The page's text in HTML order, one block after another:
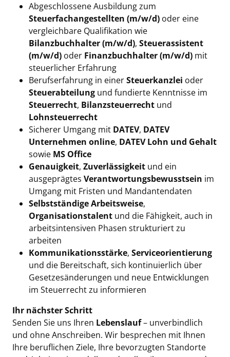
Abgeschlossene Ausbildung zum
Steuerfachangestellten (m/w/d) oder eine
vergleichbare Qualifikation wie
Bilanzbuchhalter (m/w/d), Steuerassistent
(m/w/d) oder Finanzbuchhalter (m/w/d) mit
steuerlicher Erfahrung
Berufserfahrung in einerSteuerkanzlei oder
Steuerabteilung und fundierte Kenntnisse im
Steuerrecht, Bilanzsteuerrecht und
Lohnsteuerrecht
Sicherer Umgang mit DATEV, DATEV
Unternehmen online, DATEV Lohn und Gehalt
sowie MS Office
Genauigkeit, Zuverlässigkeit und ein
ausgeprägtes Verantwortungsbewusstsein im
Umgang mit Fristen und Mandantendaten
Selbstständige Arbeitsweise,
Organisationstalent und die Fähigkeit, auch in
arbeitsintensiven Phasen strukturiert zu
arbeiten
Kommunikationsstärke, Serviceorientierung
und die Bereitschaft, sich kontinuierlich über
Gesetzesänderungen und neue Entwicklungen
im Steuerrecht zu informieren
Ihr nächster Schritt
Senden Sie uns Ihren Lebenslauf– unverbindlich
und ohne Anschreiben. Wir besprechen mit Ihnen
Ihre beruflichen Ziele, Ihre bevorzugten Standorte